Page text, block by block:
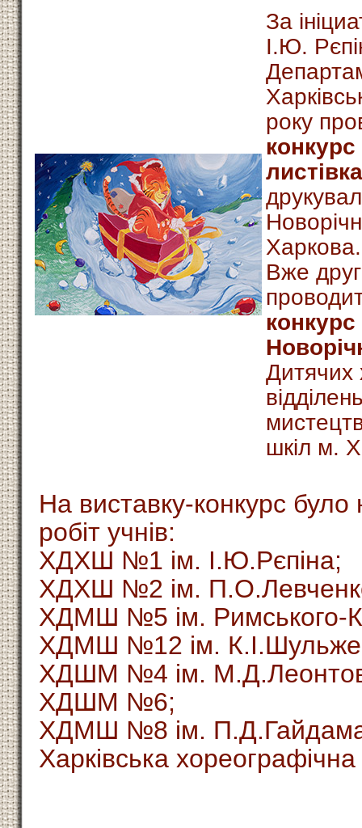
За
І.Ю.
року
Харкова.
Вже
Дитячих
шкіл м.
На виставку-конкурс
робіт учнів:
ХДХШ №1 ім. І.Ю.Рєпіна;
ХДХШ №2 ім.
ХДМШ №5 ім. Римського-
ХДМШ №12 ім.
ХДШМ №4 ім.
ХДШМ №6;
ХДМШ №8 ім.
Харківська